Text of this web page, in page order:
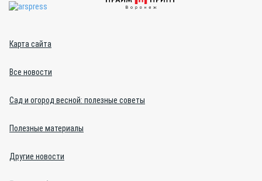
Карта сайта
Все новости
Сад и огород весной: полезные советы
Полезные материалы
Другие новости